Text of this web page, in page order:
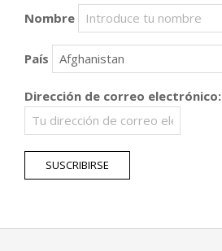
Nombre
País
Dirección de correo electrónico: